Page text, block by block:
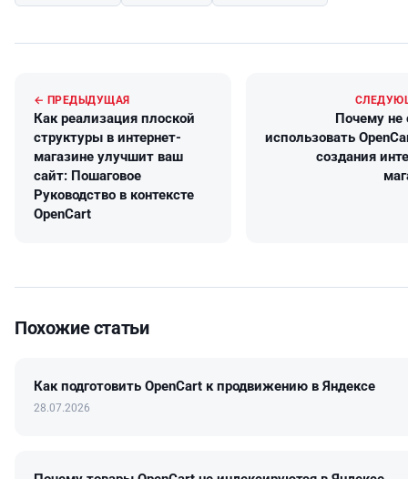
← ПРЕДЫДУЩАЯ
Как реализация плоской
структуры в интернет-
магазине улучшит ваш
сайт: Пошаговое
Руководство в контексте
OpenCart
Почему не
использовать
создания
Похожие статьи
Как подготовить OpenCart к продвижению в Яндексе
28.07.2026